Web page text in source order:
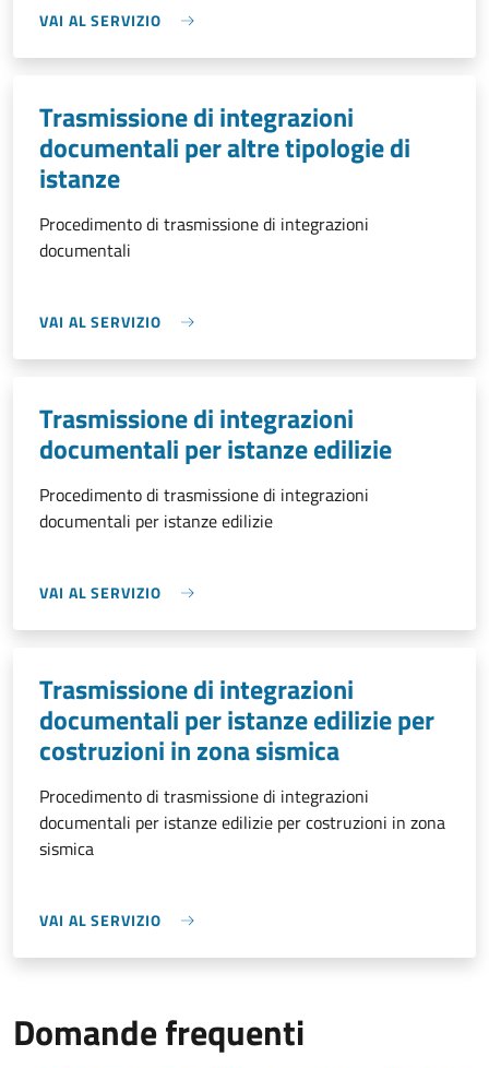
VAI AL SERVIZIO
Trasmissione di integrazioni
documentali per altre tipologie di
istanze
Procedimento di trasmissione di integrazioni
documentali
VAI AL SERVIZIO
Trasmissione di integrazioni
documentali per istanze edilizie
Procedimento di trasmissione di integrazioni
documentali per istanze edilizie
VAI AL SERVIZIO
Trasmissione di integrazioni
documentali per istanze edilizie per
costruzioni in zona sismica
Procedimento di trasmissione di integrazioni
documentali per istanze edilizie per costruzioni in zona
sismica
VAI AL SERVIZIO
Domande frequenti